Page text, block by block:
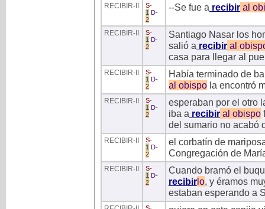
RECIBIR-II S-
1
D-
2
--Se fue a recibiral
RECIBIR-II S-
1
D-
2
Santiago Nasar los
salió a recibiral
casa para llegar al
RECIBIR-II S-
1
D-
2
Había terminado de
al obispola encontró
RECIBIR-II S-
1
D-
2
esperaban por el otro
iba a recibiral obispo
del sumario no acabó
RECIBIR-II S-
1
D-
2
el corbatín de
Congregación de
RECIBIR-II S-
1
D-
2
Cuando bramó el
recibirlo, y éramos
estaban esperando a